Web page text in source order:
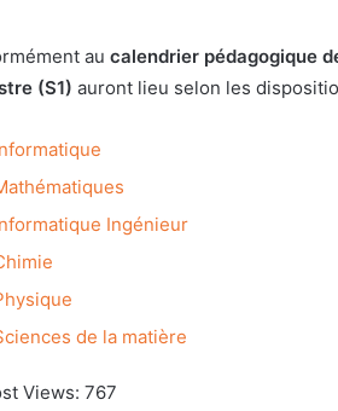
au calendrier pédagogique
(S1) auront lieu selon les
Ingénieur
de la matière
Views: 767